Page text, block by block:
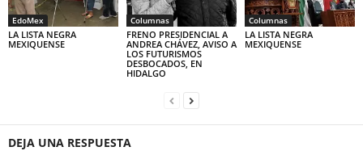
EdoMex
LA LISTA NEGRA
MEXIQUENSE
Columnas
FRENO PRESIDENCIAL A
ANDREA CHÁVEZ, AVISO A
LOS FUTURISMOS
DESBOCADOS, EN
HIDALGO
Columnas
LA LISTA NEGRA
MEXIQUENSE
DEJA UNA RESPUESTA